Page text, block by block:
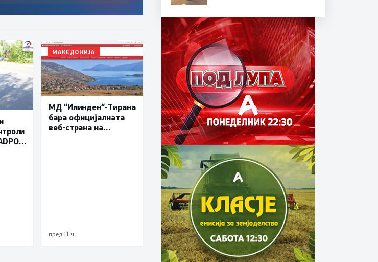
МАКЕДОНИЈА
МД “Илинден“-Тирана
бара официјалната
веб-страна на
пред 11 ч.